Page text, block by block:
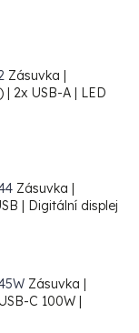
Zásuvka |
| 2x USB-A | LED
Zásuvka |
| Digitální displej
Zásuvka |
C 100W |